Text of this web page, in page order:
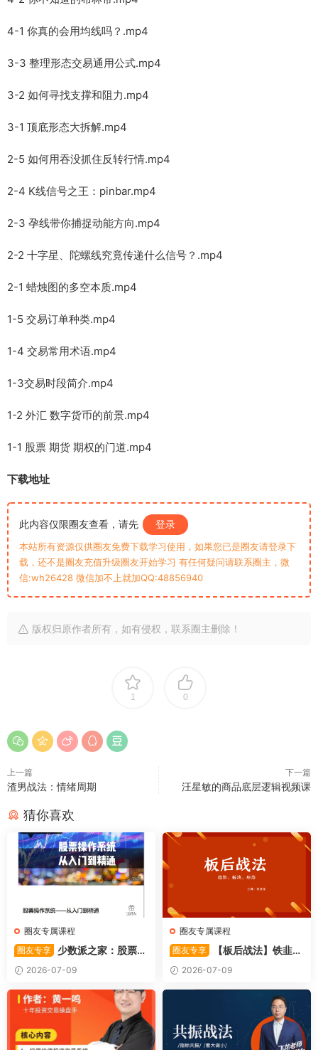
4-1 你真的会用均线吗？.mp4
3-3 整理形态交易通用公式.mp4
3-2 如何寻找支撑和阻力.mp4
3-1 顶底形态大拆解.mp4
2-5 如何用吞没抓住反转行情.mp4
2-4 K线信号之王：pinbar.mp4
2-3 孕线带你捕捉动能方向.mp4
2-2 十字星、陀螺线究竟传递什么信号？.mp4
2-1 蜡烛图的多空本质.mp4
1-5 交易订单种类.mp4
1-4 交易常用术语.mp4
1-3交易时段简介.mp4
1-2 外汇 数字货币的前景.mp4
1-1 股票 期货 期权的门道.mp4
下载地址
此内容仅限圈友查看，请先 登录
本站所有资源仅供圈友免费下载学习使用，如果您已是圈友请登录下
载，还不是圈友充值升级圈友开始学习 有任何疑问请联系圈主，微
信:wh26428 微信加不上就加QQ:48856940
版权归原作者所有，如有侵权，联系圈主删除！
1 0
上一篇
渣男战法：情绪周期
下一篇
汪星敏的商品底层逻辑视频课
猜你喜欢
圈友专属课程
圈友专享
少数派之家：股票操
作系统—从入门到精通
2026-07-09
圈友专属课程
圈友专享
【板后战法】铁韭菜
板后强势战法
2026-07-09